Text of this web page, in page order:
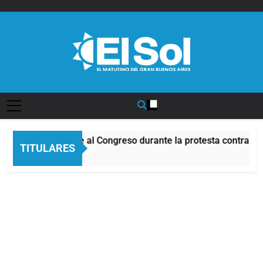
TITULARES
frente al Congreso durante la protesta contra la Ley
Atrás